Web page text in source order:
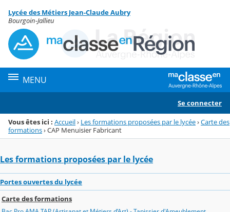
Menu de la rubrique
Contenu
Lycée des Métiers Jean-Claude Aubry
Bourgoin-Jallieu
MENU
Se connecter
Vous êtes ici : Accueil› Les formations proposées par le lycée›Carte des
formations›CAP Menuisier Fabricant
Les formations proposées par le lycée
Portes ouvertes du lycée
Carte des formations